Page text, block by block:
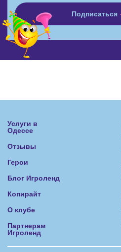
Услуги в
Одессе
Отзывы
Герои
Блог Игроленд
Копирайт
О клубе
Партнерам
Игроленд